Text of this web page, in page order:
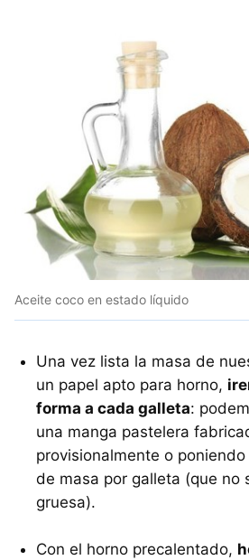
Aceite coco en estado líquido
Una vez lista la masa de
un papel apto para horno,
forma a cada galleta:
una manga pastelera
provisionalmente o
de masa por galleta (que no
gruesa).
Con el horno precalentado,